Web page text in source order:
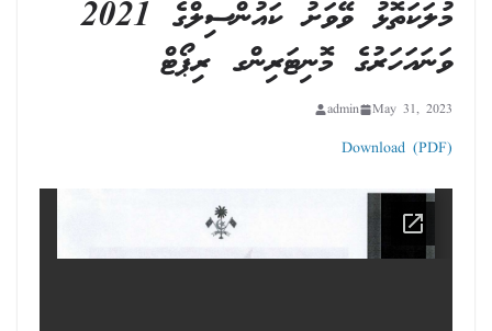
މުލަކަތޮޅު ވޭވަށު ކައުންސިލްގެ 2021
ވަނައަހަރުގެ މޮނިޓަރިންގ ރިޕޯޓް
May 31, 2023
admin
Download (PDF)